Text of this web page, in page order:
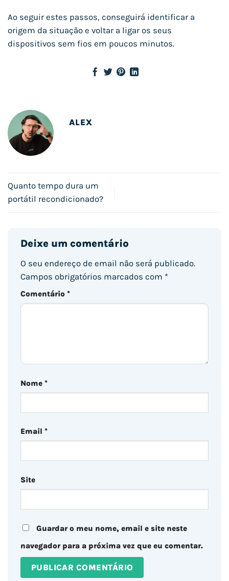
Ao seguir estes passos, conseguirá identificar a
origem da situação e voltar a ligar os seus
dispositivos sem fios em poucos minutos.
ALEX
Quanto tempo dura um
portátil recondicionado?
Deixe um comentário
O seu endereço de email não será publicado.
Campos obrigatórios marcados com *
Comentário *
Nome *
Email *
Site
Guardar o meu nome, email e site neste
navegador para a próxima vez que eu comentar.